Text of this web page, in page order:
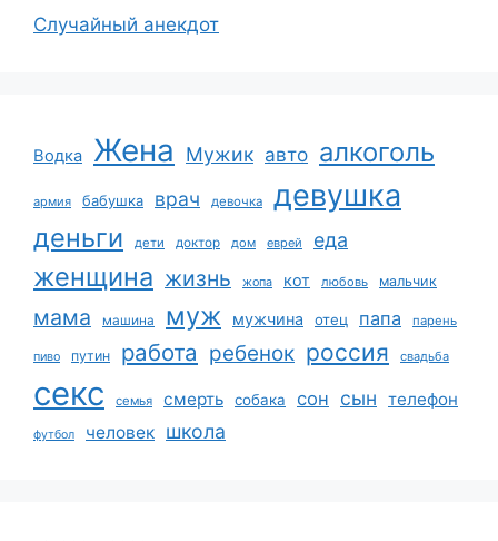
Случайный анекдот
Водка Жена Мужик авто алкоголь
армия бабушка врач девочка девушка
деньги дети доктор дом еврей еда
женщина жизнь жопа кот любовь мальчик
мама машина муж мужчина отец папа парень
пиво путин работа ребенок россия свадьба
секс семья смерть собака сон сын телефон
футбол человек школа